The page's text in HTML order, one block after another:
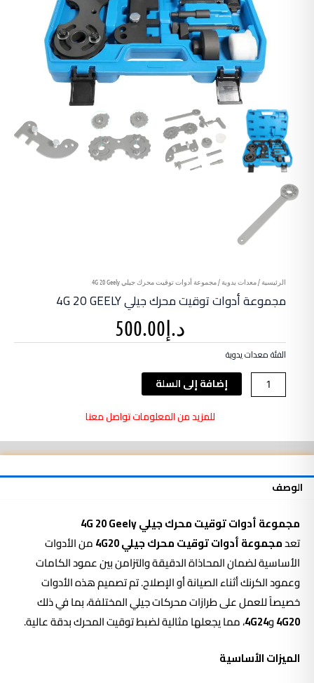
الرئيسية/معدات يدوية/ مجموعة أدوات توقيت محرك جيلي 4G 20 Geely
مجموعة أدوات توقيت محرك جيلي 4G 20 GEELY
د.إ500.00
الفئةمعدات يدوية
كمية
مجموعة
محرك
جيلي
4G
20
إضافة إلى السلة
للمزيد من المعلومات تواصل معنا
الوصف
مجموعةأدواتتوقيت محرك جيلي 4G 20Geely
تعدمجموعة أدوات توقيت محرك جيلي 4G20
من الأدوات
الأساسية لضمان المحاذاة الدقيقة والتزامن بين عمود الكامات
وعمود الكرنك أثناء الصيانة أو الإصلاح. تم تصميم هذه الأدوات
خصيصاً للعمل على طرازات محركات جيلي المختلفة، بما في ذلك
4G20و4G24، مما يجعلها مثالية لضبط توقيت المحرك بدقة عالية.
الميزات الأساسية